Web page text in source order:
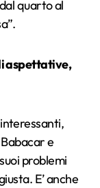
quarto al
aspettative,
e
problemi
E’ anche